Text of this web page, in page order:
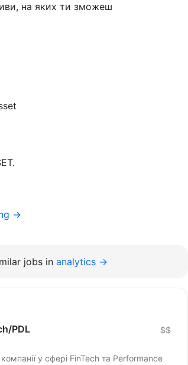
на яких ти зможеш
→
jobs in analytics →
PDL $$
у сфері FinTech та Performance